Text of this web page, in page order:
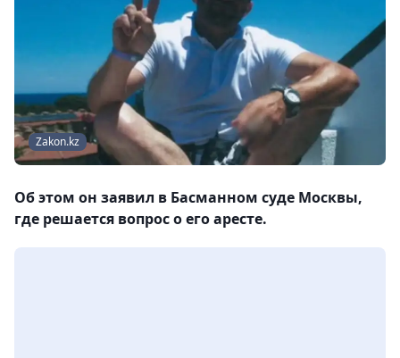
Zakon.kz
Об этом он заявил в Басманном суде Москвы,
где решается вопрос о его аресте.